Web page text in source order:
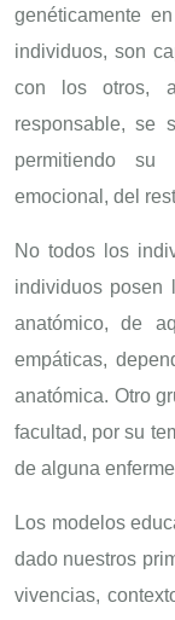
genéticamente
individuos, son
con los otros,
responsable, se
permitiendo su
emocional, del
No todos los
individuos posen
anatómico, de
empáticas,
anatómica. Otro
facultad, por su
de alguna
Los modelos
dado nuestros
vivencias,